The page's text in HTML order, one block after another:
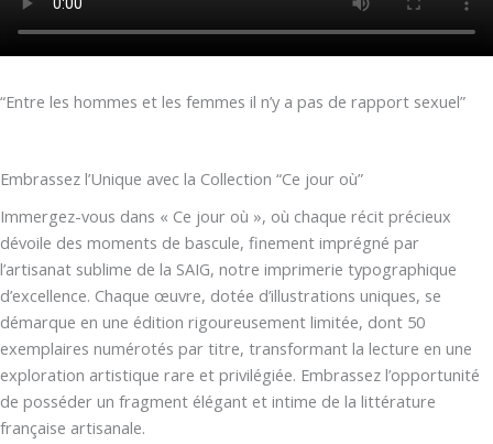
“Entre les hommes et les femmes il n’y a pas de rapport sexuel”
Embrassez l’Unique avec la Collection “Ce jour où”
Immergez-vous dans « Ce jour où », où chaque récit précieux
dévoile des moments de bascule, finement imprégné par
l’artisanat sublime de la SAIG, notre imprimerie typographique
d’excellence. Chaque œuvre, dotée d’illustrations uniques, se
démarque en une édition rigoureusement limitée, dont 50
exemplaires numérotés par titre, transformant la lecture en une
exploration artistique rare et privilégiée. Embrassez l’opportunité
de posséder un fragment élégant et intime de la littérature
française artisanale.